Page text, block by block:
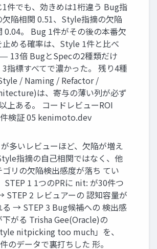
1件でも、効きめは1桁違う Bug指
欠陥相関 0.51、Style指摘の欠陥
0.04。 Bug 1件がその後の本番欠
止める確率は、Style 1件と比べ
13倍 BugとSpecの2種類だけ
3指標すべてで濃かった。 残り4種
/ Naming / Refactor /
は、寄与の薄い列が必ず
上ある。 コードレビューROI
検証 05 kenimoto.dev
多いレビューほど、欠陥が増え
指摘の自己相関ではなく、他
ゴリの欠陥検出感度が落ち てい
STEP 1 1つのPRに nit: が30件つ
STEP 2 レビュアーの 認知容量が
る → STEP 3 Bug候補への 検出感
下がる Trisha Gee(Oracle)の
nitpicking too much」を、
のデータで裏打ちした 形。